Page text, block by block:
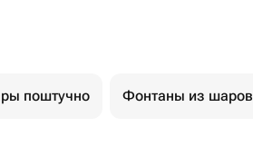
поштучно Фонтаны из шаров